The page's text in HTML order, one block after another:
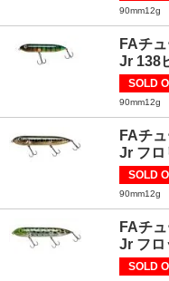
90mm12g
FAチ
Jr 138
SOLD
90mm12g
FAチ
Jr フロ
SOLD
90mm12g
FAチ
Jr フロ
SOLD